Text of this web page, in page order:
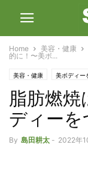
Home 美容・健康
的に！〜美ボ...
美容・健康 美ボディー
脂肪燃焼
ディー
By 島田耕太 - 2022年